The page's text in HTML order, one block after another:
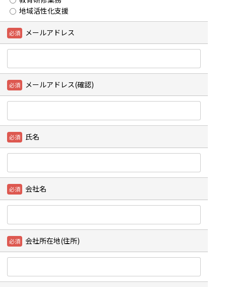
地域活性化支援
メールアドレス
メールアドレス(確認)
氏名
会社名
会社所在地(住所)